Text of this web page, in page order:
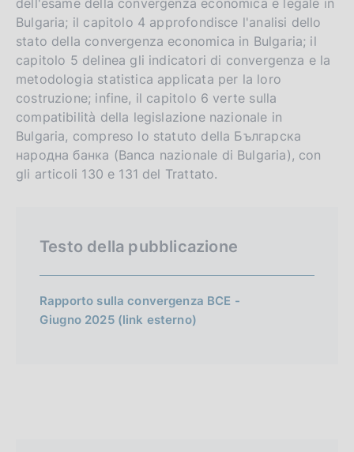
Bulgaria; il capitolo 4 approfondisce l'analisi dello
stato della convergenza economica in Bulgaria; il
capitolo 5 delinea gli indicatori di convergenza e la
metodologia statistica applicata per la loro
costruzione; infine, il capitolo 6 verte sulla
compatibilità della legislazione nazionale in
Bulgaria, compreso lo statuto della Българска
народна банка (Banca nazionale di Bulgaria), con
gli articoli 130 e 131 del Trattato.
Testo della pubblicazione
Rapporto sulla convergenza BCE -
Giugno 2025 (link esterno)